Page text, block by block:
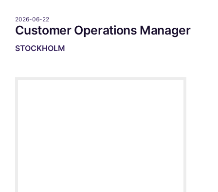
2026-06-22
Customer Operations Manager
STOCKHOLM